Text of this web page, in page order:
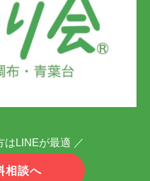
はLINEが最適 ／
相談へ